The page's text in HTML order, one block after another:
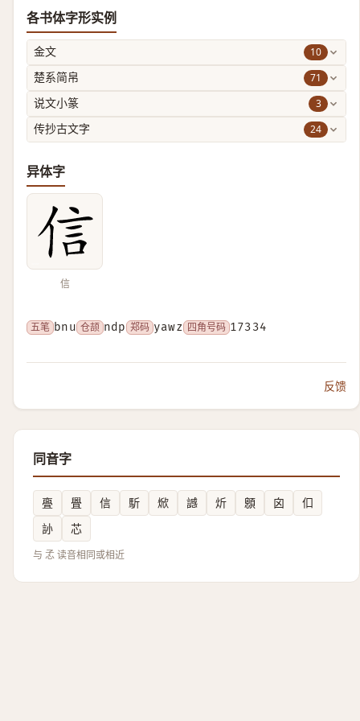
各书体字形实例
金文 10
楚系简帛 71
说文小篆 3
传抄古文字 24
异体字
信
五笔 bnu 仓颉 ndp 郑码 yawz 四角号码 17334
反馈
同音字
亹 舋 信 馸 焮 䜗 炘 顖 囟
㐰
䚱
芯
与 孞 读音相同或相近